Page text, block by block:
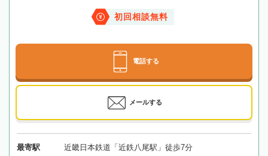
初回相談無料
電話する
メールする
最寄駅 近畿日本鉄道「近鉄八尾駅」徒歩7分